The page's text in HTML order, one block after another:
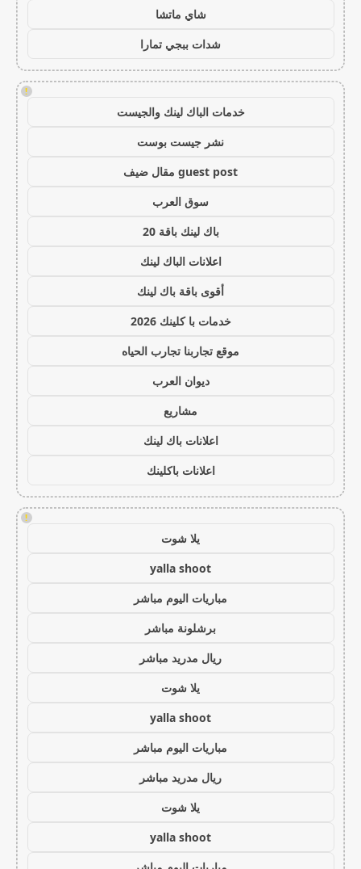
شاي ماتشا
شدات ببجي تمارا
!
خدمات الباك لينك والجيست
نشر جيست بوست
guest post مقال ضيف
سوق العرب
باك لينك باقة 20
اعلانات الباك لينك
أقوى باقة باك لينك
خدمات با كلينك 2026
موقع تجاربنا تجارب الحياه
ديوان العرب
مشاريع
اعلانات باك لينك
اعلانات باكلينك
!
يلا شوت
yalla shoot
مباريات اليوم مباشر
برشلونة مباشر
ريال مدريد مباشر
يلا شوت
yalla shoot
مباريات اليوم مباشر
ريال مدريد مباشر
يلا شوت
yalla shoot